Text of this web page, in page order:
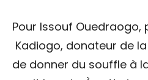
Pour Issouf Ouedraogo,
Kadiogo, donateur de
de donner du souffle à